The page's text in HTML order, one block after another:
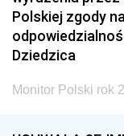
Polskiej zgody
Dziedzica
Monitor Polski rok